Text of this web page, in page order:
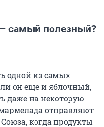
самый полезный?
одной из самых
он еще и яблочный,
даже на некоторую
отправляют
когда продукты